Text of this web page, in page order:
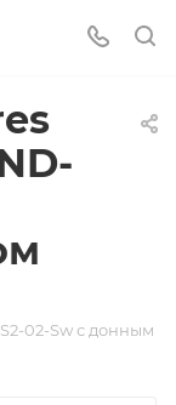
02-Sw с донным